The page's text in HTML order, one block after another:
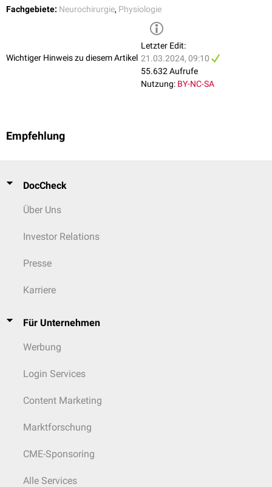
Fachgebiete: Neurochirurgie, Physiologie
Wichtiger Hinweis zu diesem Artikel
Letzter Edit:
21.03.2024, 09:10
55.632 Aufrufe
Nutzung: BY-NC-SA
Empfehlung
DocCheck
Über Uns
Investor Relations
Presse
Karriere
Für Unternehmen
Werbung
Login Services
Content Marketing
Marktforschung
CME-Sponsoring
Alle Services